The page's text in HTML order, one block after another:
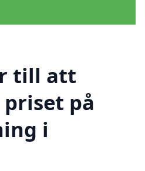
till att
på
i